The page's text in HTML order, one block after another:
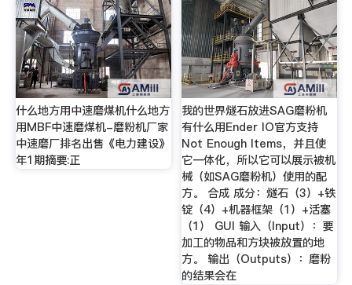
什么地方用中速磨煤机什么地方
用MBF中速磨煤机-磨粉机厂家
中速磨厂排名出售《电力建设》
年1期摘要:正
我的世界燧石放进SAG磨粉机
有什么用Ender IO官方支持
Not Enough Items，并且使
它一体化，所以它可以展示被机
械（如SAG磨粉机）使用的配
方。 合成 成分：燧石（3）+铁
锭（4）+机器框架（1）+活塞
（1） GUI 输入（Input）：要
加工的物品和方块被放置的地
方。 输出（Outputs）：磨粉
的结果会在